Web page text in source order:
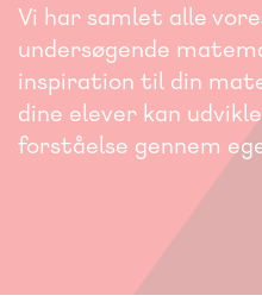
Vi har samlet alle
undersøgende
inspiration til din
dine elever kan
forståelse gennem